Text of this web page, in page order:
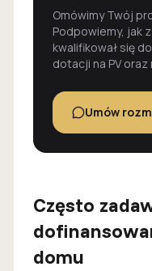
Omówimy Twój
Podpowiemy, jak
kwalifikował się
dotacji na PV oraz
Umów
Często
domu